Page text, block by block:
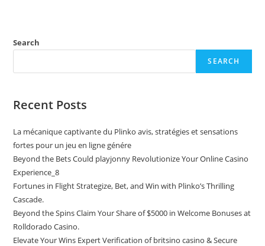
Search
SEARCH
Recent Posts
La mécanique captivante du Plinko avis, stratégies et sensations
fortes pour un jeu en ligne génére
Beyond the Bets Could playjonny Revolutionize Your Online Casino
Experience_8
Fortunes in Flight Strategize, Bet, and Win with Plinko’s Thrilling
Cascade.
Beyond the Spins Claim Your Share of $5000 in Welcome Bonuses at
Rolldorado Casino.
Elevate Your Wins Expert Verification of britsino casino & Secure